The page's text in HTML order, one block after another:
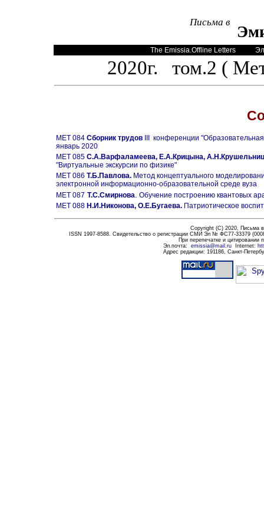
Письма в
The Emissia.Offline Letters
2020г. том.2 (
MET 084 Сборник трудов III конференции
январь 2020
MET 085 С.А.Варфаламеева, Е.А.Крицына,
"Виртуальные экскурсии по физике"
MET 086 Т.Б.Павлова. Метод концептуального
электронной информационно-образовательной среде вуза
MET 087 Т.С.Смирнова Обучение построению квантовых
MET 088 Н.И.Никонова, О.Е.Бугаева. Патриотическое
Copyright (C) 2020, Письма
ISSN 1997-8588. Свидетельство о регистрации СМИ Эл № ФС77-33379
При перепечатке и
Эл.почта: emissia@mail.ru Internet:
Адрес редакции: 191186, Санкт-